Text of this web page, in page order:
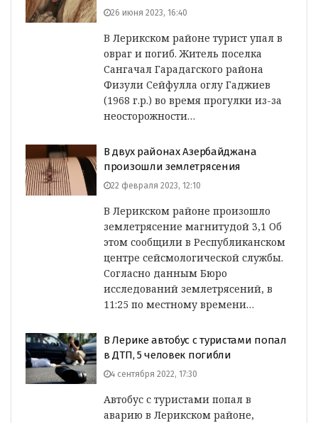
26 июня 2023, 16:40
В Лерикском районе турист упал в
овраг и погиб. Житель поселка
Сангачал Гарадагского района
Физули Сейфулла оглу Гаджиев
(1968 г.р.) во время прогулки из-за
неосторожности…
В двух районах Азербайджана
произошли землетрясения
22 февраля 2023, 12:10
В Лерикском районе произошло
землетрясение магнитудой 3,1 Об
этом сообщили в Республиканском
центре сейсмологической службы.
Согласно данным Бюро
исследований землетрясений, в
11:25 по местному времени…
В Лерике автобус с туристами попал
в ДТП, 5 человек погибли
4 сентября 2022, 17:30
Автобус с туристами попал в
аварию в Лерикском районе,